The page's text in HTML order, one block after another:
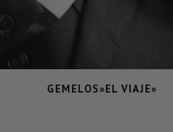
GEMELOS»EL VIAJE»